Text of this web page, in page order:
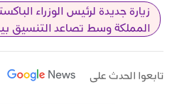
زيارة جديدة لرئيس الوزراء
المملكة وسط تصاعد التنسيق
تابعوا الحدث على